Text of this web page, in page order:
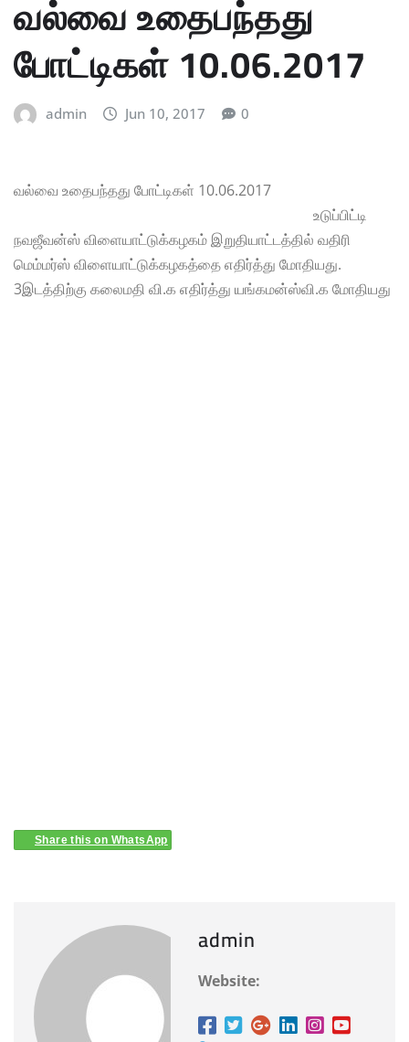
வல்வை உதைபந்தது
போட்டிகள் 10.06.2017
admin Jun 10, 2017 0
வல்வை உதைபந்தது போட்டிகள் 10.06.2017
உடுப்பிட்டி
நவஜீவன்ஸ் விளையாட்டுக்கழகம் இறுதியாட்டத்தில் வதிரி
மெம்மர்ஸ் விளையாட்டுக்கழகத்தை எதிர்த்து மோதியது.
3இடத்திற்கு கலைமதி வி.க எதிர்த்து யங்கமன்ஸ்வி.க மோதியது
Share this on WhatsApp
admin
Website: